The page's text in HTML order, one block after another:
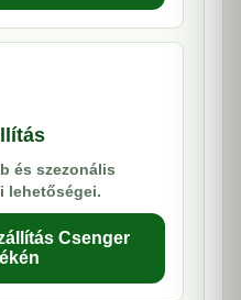
és szezonális
lehetőségei.
Csenger